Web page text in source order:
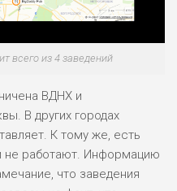
всего из 4 заведений
ВДНХ и
В других городах
К тому же, есть
не работают. Информацию
что заведения